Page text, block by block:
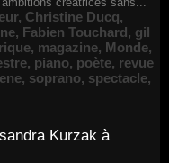
, Christine Ducq,
, Fabien Touchard, gil
, magazine, Monde,
, piano, poète, revue
, soprano, spectacle,
Kurzak à